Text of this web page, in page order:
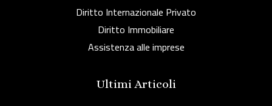
Diritto Internazionale Privato
Diritto Immobiliare
Assistenza alle imprese
Ultimi Articoli